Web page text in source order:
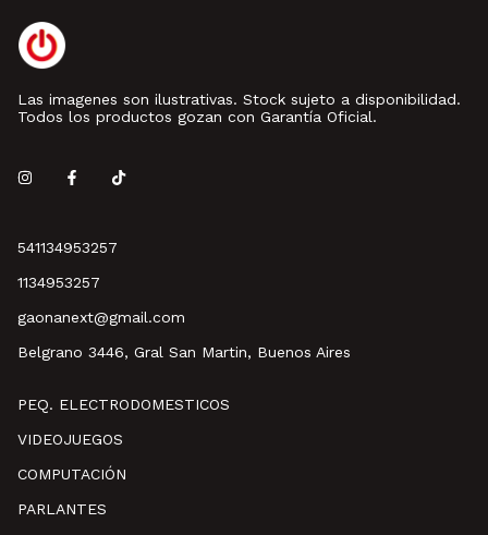
Las imagenes son ilustrativas. Stock sujeto a disponibilidad.
Todos los productos gozan con Garantía Oficial.
541134953257
1134953257
gaonanext@gmail.com
Belgrano 3446, Gral San Martin, Buenos Aires
PEQ. ELECTRODOMESTICOS
VIDEOJUEGOS
COMPUTACIÓN
PARLANTES